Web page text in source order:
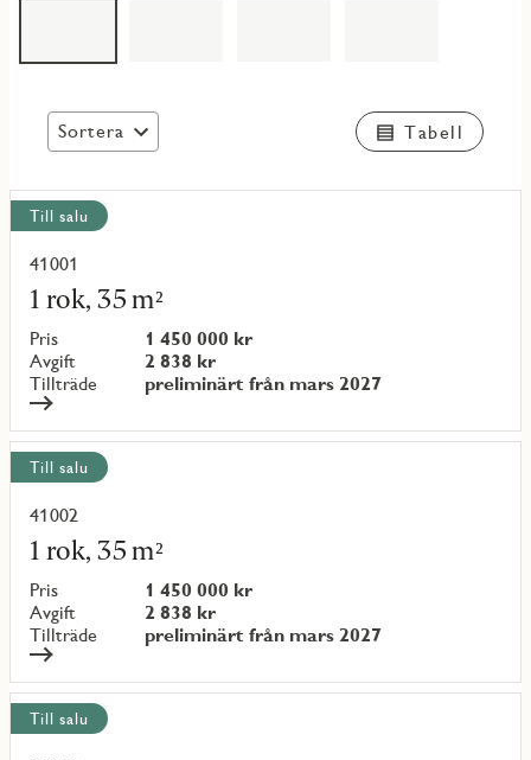
Sortera Tabell
Visa
alla
objekt
Till salu
41001
1 rok, 35 m²
Pris
1 450 000 kr
Avgift
2 838 kr
Tillträde
preliminärt från mars 2027
Läs
mer
om
objekt
{objectNumber}
Till salu
41002
1 rok, 35 m²
Pris
1 450 000 kr
Avgift
2 838 kr
Tillträde
preliminärt från mars 2027
Läs
mer
om
objekt
{objectNumber}
Till salu